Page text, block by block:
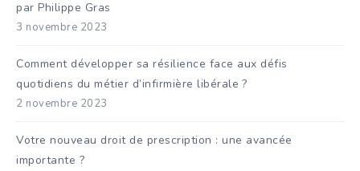
par Philippe Gras
3 novembre 2023
Comment développer sa résilience face aux défis
quotidiens du métier d’infirmière libérale ?
2 novembre 2023
Votre nouveau droit de prescription : une avancée
importante ?